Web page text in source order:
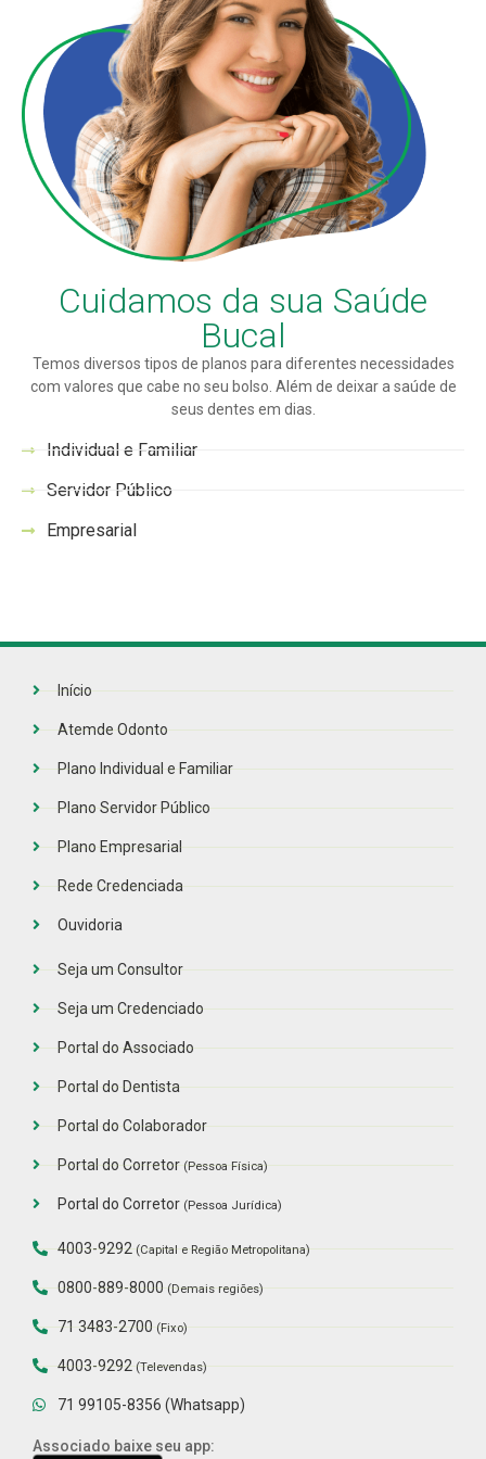
Cuidamos da sua Saúde
Bucal
Temos diversos tipos de planos para diferentes necessidades
com valores que cabe no seu bolso. Além de deixar a saúde de
seus dentes em dias.
Individual e Familiar
Servidor Público
Empresarial
Início
Atemde Odonto
Plano Individual e Familiar
Plano Servidor Público
Plano Empresarial
Rede Credenciada
Ouvidoria
Seja um Consultor
Seja um Credenciado
Portal do Associado
Portal do Dentista
Portal do Colaborador
Portal do Corretor(Pessoa Física)
Portal do Corretor (Pessoa Jurídica)
4003-9292(Capital e Região Metropolitana)
0800-889-8000(Demais regiões)
71 3483-2700(Fixo)
4003-9292(Televendas)
71 99105-8356 (Whatsapp)
Associado baixe seu app: